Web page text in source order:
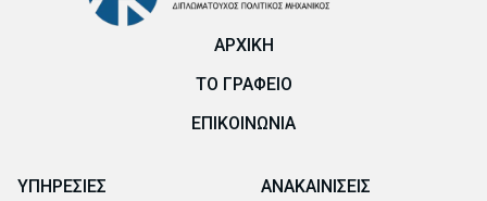
ΑΡΧΙΚΗ
ΤΟ ΓΡΑΦΕΙΟ
ΕΠΙΚΟΙΝΩΝΙΑ
ΥΠΗΡΕΣΙΕΣ ΑΝΑΚΑΙΝΙΣΕΙΣ